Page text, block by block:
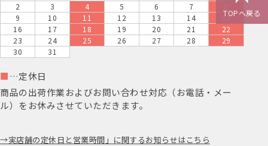
TOPへ戻る
2
3 4 5 6 7
9
10 11 12 13 14
15
16
17 18 19 20 21
22
23
24 25 26 27 28
29
30
31
■ …定休日
商品の出荷作業およびお問い合わせ対応（お電話・メー
ル）をお休みさせていただきます。
実店舗の定休日と営業時間」に関するお知らせはこちら